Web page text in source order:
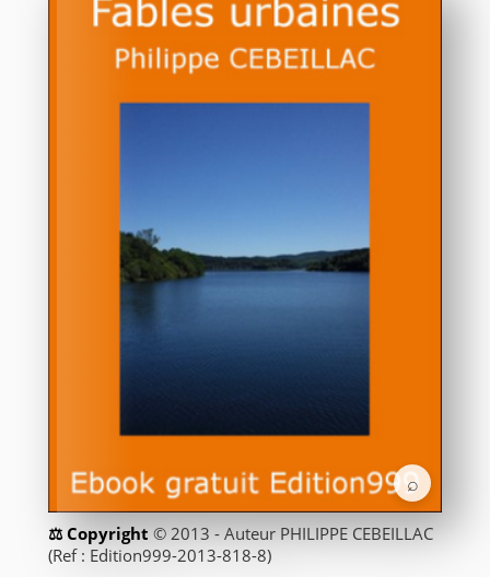
⌕
© 2013 - Auteur PHILIPPE CEBEILLAC
(Ref : Edition999-2013-818-8)